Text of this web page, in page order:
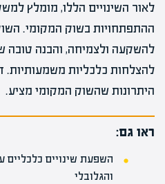
לאור השינויים הללו, מומלץ
ההתפתחויות בשוק המקומי.
להשקעה ולצמיחה, והבנה טובה
להצלחות כלכליות משמעותיות.
היתרונות שהשוק המקומי מציע.
ראו גם:
השפעת שינויים
והגלובלי